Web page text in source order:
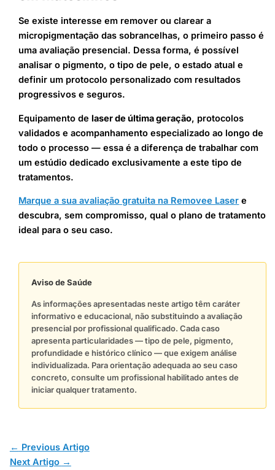
Se existe interesse em remover ou clarear a
micropigmentação das sobrancelhas, o primeiro passo é
uma avaliação presencial. Dessa forma, é possível
analisar o pigmento, o tipo de pele, o estado atual e
definir um protocolo personalizado com resultados
progressivos e seguros.
Equipamento delaser de última geração, protocolos
validados e acompanhamento especializado ao longo de
todo o processo — essa é a diferença de trabalhar com
um estúdio dedicado exclusivamente a este tipo de
tratamentos.
Marque a sua avaliação gratuita na Removee Laser e
descubra, sem compromisso, qual o plano de tratamento
ideal para o seu caso.
Aviso de Saúde
As informações apresentadas neste artigo têm caráter
informativo e educacional, não substituindo a avaliação
presencial por profissional qualificado. Cada caso
apresenta particularidades — tipo de pele, pigmento,
profundidade e histórico clínico — que exigem análise
individualizada. Para orientação adequada ao seu caso
concreto, consulte um profissional habilitado antes de
iniciar qualquer tratamento.
← Previous Artigo
Next Artigo →